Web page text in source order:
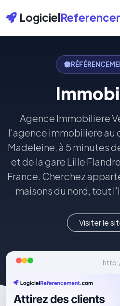
Logiciel
Agence Immobiliere
l'agence immobiliere au
Madeleine, à 5 minutes
et de la gare Lille
France. Cherchez
maisons du nord, tout
Visiter le